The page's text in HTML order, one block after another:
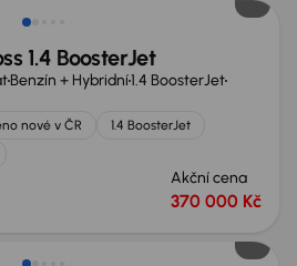
1.4 BoosterJet
Benzín + Hybridní1.4 BoosterJet
nové v ČR
1.4 BoosterJet
Akční cena
370 000 Kč